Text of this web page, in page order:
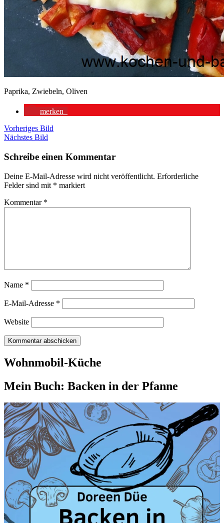
Paprika, Zwiebeln, Oliven
merken
Vorheriges Bild
Nächstes Bild
Schreibe einen Kommentar
Deine E-Mail-Adresse wird nicht veröffentlicht. Erforderliche
Felder sind mit * markiert
Kommentar *
Name *
E-Mail-Adresse *
Website
Wohnmobil-Küche
Mein Buch: Backen in der Pfanne